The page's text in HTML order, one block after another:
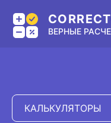
ВЕРНЫЕ
КАЛЬКУЛЯТОРЫ